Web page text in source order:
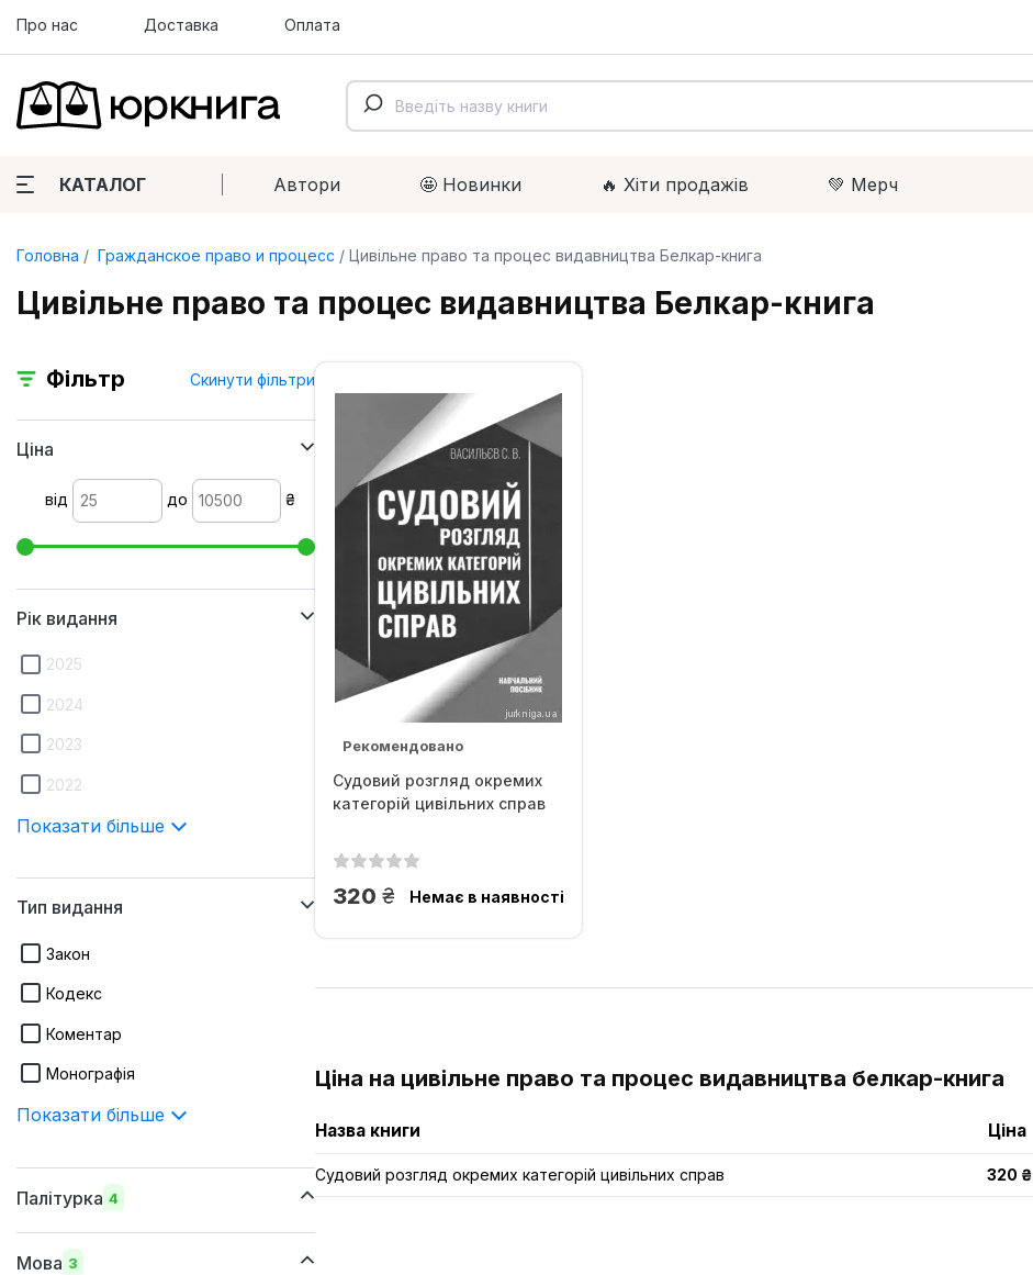
Про нас Доставка Оплата
КАТАЛОГ Автори 🤩 Новинки 🔥 Xіти продажів 💚 Мерч
Головна Гражданское право и процесс Цивільне право та процес видавництва Белкар-книга
Цивільне право та процес видавництва Белкар-книга
Фільтр Скинути фільтри
Ціна
від до ₴
Рік видання
2025
2024
2023
2022
Показати більше
Тип видання
Закон
Кодекс
Коментар
Монографія
Показати більше
Палітурка 4
шкіряна
Мова 3
Рекомендовано
Судовий розгляд окремих
категорій цивільних справ
320 грн.Немає в наявності
Ціна на цивільне право та процес видавництва белкар-книга
Назва книги Ціна
Судовий розгляд окремих категорій цивільних справ 320 ₴